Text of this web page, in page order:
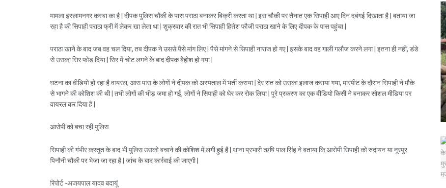
मामला इस्लामनगर कस्बा का है | दीपक पुलिस चौकी के पास पराठा बनाकर बिक्री करता था | इस चौकी पर तैनात एक सिपाही आए दिन दबंगई दिखाता है | बताया जा
रहा है की सिपाही पराठा फ्री में लेकर खा लेता था | शुक्रवार की रात भी सिपाही हितेश फौजी पराठा खाने के लिए दीपक के पास पहुंचा |
पराठा खाने के बाद जब वह चल दिया, तब दीपक ने उससे पैसे मांग लिए | पैसे मांगने से सिपाही नाराज हो गए | इसके बाद वह गाली गलौज करने लगा | इतना ही नहीं, डंडे
से उसका सिर फोड़ दिया | सिर में चोट लगने के बाद दीपक बेहोश हो गया |
घटना का वीडियो हो रहा है वायरल, आस पास के लोगों ने दीपक को अस्पताल में भर्ती कराया | देर रात को उसका इलाज कराया गया, मारपीट के दौरान सिपाही ने मौके
से भागने की कोशिश की थी | तभी लोगों की भीड़ जमा हो गई, लोगों ने सिपाही को घेर कर रोक लिया | पूरे प्रकरण का एक वीडियो किसी ने बनाकर सोशल मीडिया पर
वायरल कर दिया है |
आरोपी को बचा रही पुलिस
सिपाही की गंभीर करतूत के बाद भी पुलिस उसको बचाने की कोशिश में लगी हुई है | थाना प्रभारी ऋषि पाल सिंह ने बताया कि आरोपी सिपाही को रुदायन या नूरपुर
पिनौनी चौकी पर भेजा जा रहा है | जांच के बाद कार्रवाई की जाएगी |
रिपोर्ट -अजयपाल यादव बदायूं